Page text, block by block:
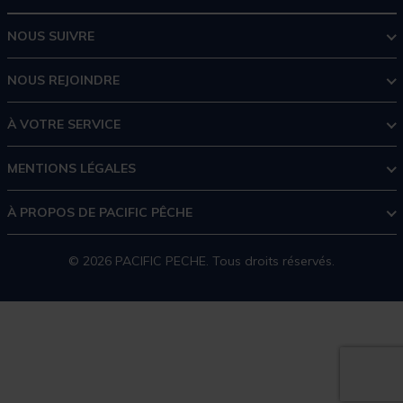
NOUS SUIVRE
NOUS REJOINDRE
À VOTRE SERVICE
MENTIONS LÉGALES
À PROPOS DE PACIFIC PÊCHE
© 2026 PACIFIC PECHE. Tous droits réservés.